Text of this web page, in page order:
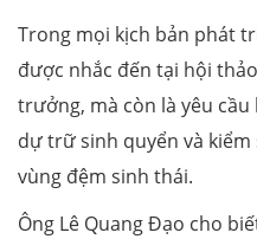
Trong mọi kịch bản phát
được nhắc đến tại hội
trưởng, mà còn là yêu
dự trữ sinh quyển và
vùng đệm sinh thái.
Ông Lê Quang Đạo cho